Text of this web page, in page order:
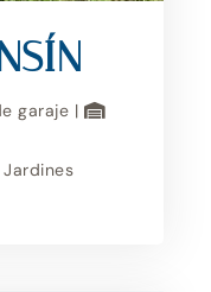
garaje |
Jardines